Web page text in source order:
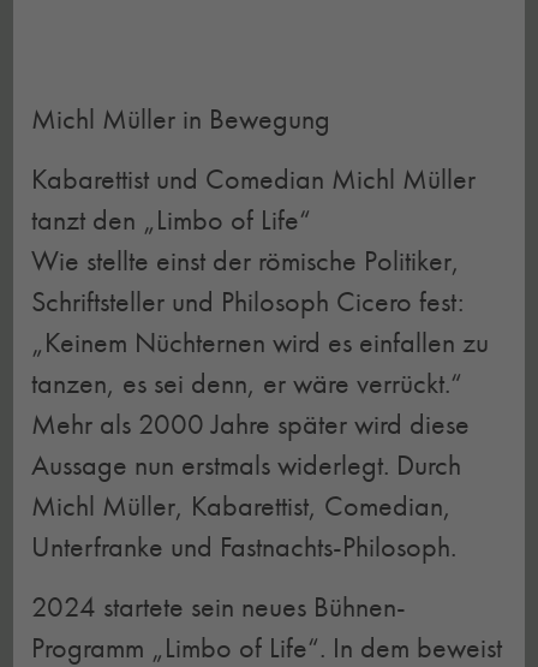
Michl Müller in Bewegung
Kabarettist und Comedian Michl Müller
tanzt den „Limbo of Life“
Wie stellte einst der römische Politiker,
Schriftsteller und Philosoph Cicero fest:
„Keinem Nüchternen wird es einfallen zu
tanzen, es sei denn, er wäre verrückt.“
Mehr als 2000 Jahre später wird diese
Aussage nun erstmals widerlegt. Durch
Michl Müller, Kabarettist, Comedian,
Unterfranke und Fastnachts-Philosoph.
2024 startete sein neues Bühnen-
Programm „Limbo of Life“. In dem beweist